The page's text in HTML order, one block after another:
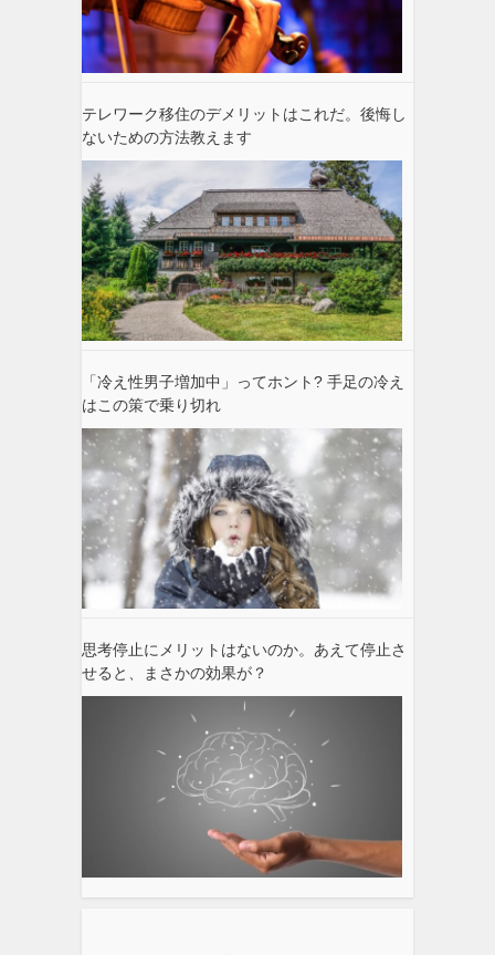
テレワーク移住のデメリットはこれだ。後悔し
ないための方法教えます
「冷え性男子増加中」ってホント? 手足の冷え
はこの策で乗り切れ
思考停止にメリットはないのか。あえて停止さ
せると、まさかの効果が？